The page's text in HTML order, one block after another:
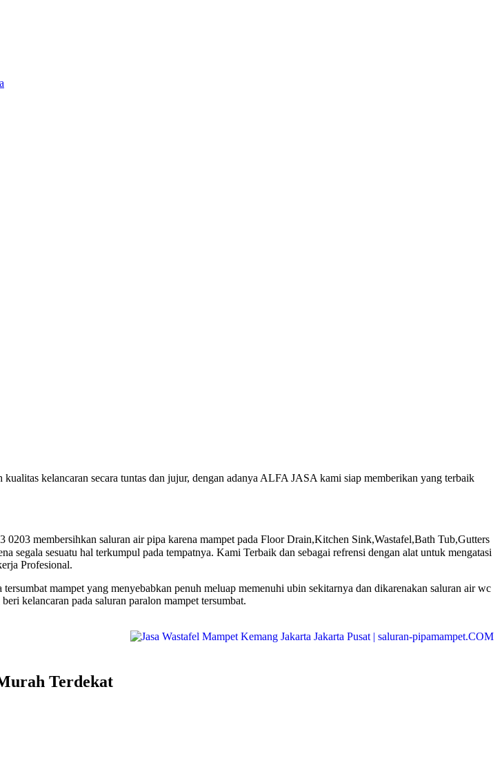
kelancaran secara tuntas dan jujur, dengan adanya ALFA JASA kami siap memberikan yang terbaik
membersihkan saluran air pipa karena mampet pada Floor Drain,Kitchen Sink,Wastafel,Bath Tub,Gutters
segala sesuatu hal terkumpul pada tempatnya. Kami Terbaik dan sebagai refrensi dengan alat untuk mengatasi
Profesional.
mampet yang menyebabkan penuh meluap memenuhi ubin sekitarnya dan dikarenakan saluran air wc
kelancaran pada saluran paralon mampet tersumbat.
Terdekat